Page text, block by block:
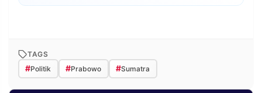
TAGS
#Politik #Prabowo #Sumatra